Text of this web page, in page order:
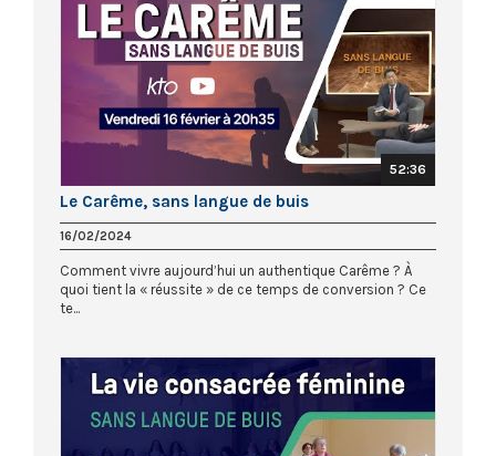
52:36
Le Carême, sans langue de buis
16/02/2024
Comment vivre aujourd’hui un authentique Carême ? À
quoi tient la « réussite » de ce temps de conversion ? Ce
te...